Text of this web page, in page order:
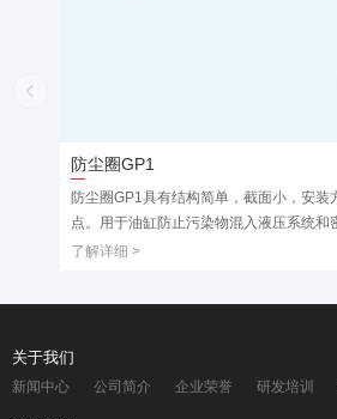
防尘圈GP1
防尘圈GP1具有结构简单，截面小，安装
点。用于油缸防止污染物混入液压系统和
了解详细 >
关于我们
新闻中心 公司简介 企业荣誉 研发培训